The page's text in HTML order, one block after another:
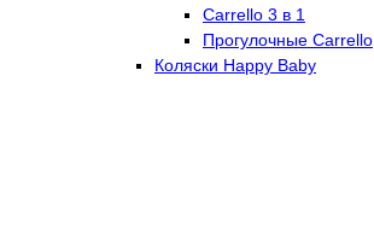
Carrello 3 в 1
Прогулочные Carrello
Коляски Happy Baby